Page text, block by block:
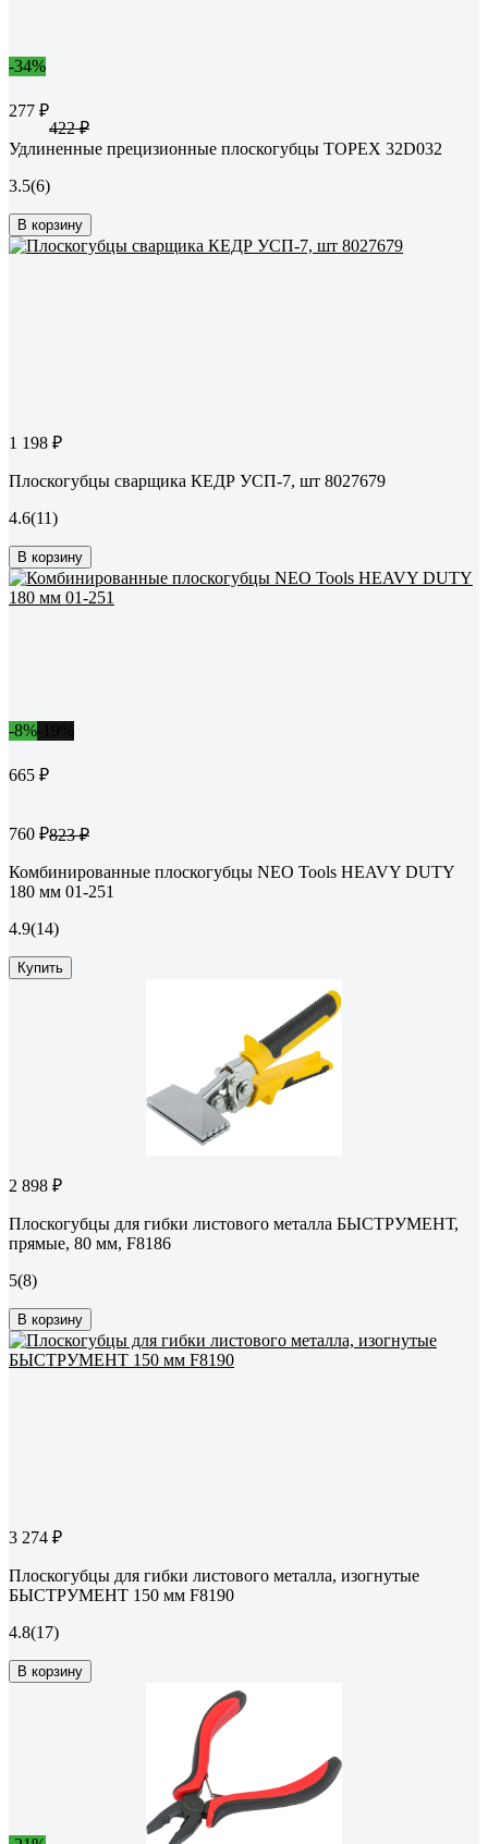
-34%
277 ₽
422 ₽
Удлиненные прецизионные плоскогубцы TOPEX 32D032
3.5(6)
В корзину
1 198 ₽
Плоскогубцы сварщика КЕДР УСП-7, шт 8027679
4.6(11)
В корзину
-8%
665 ₽
760 ₽823 ₽
Комбинированные плоскогубцы NEO Tools HEAVY DUTY
180 мм 01-251
4.9(14)
Купить
2 898 ₽
Плоскогубцы для гибки листового металла БЫСТРУМЕНТ,
прямые, 80 мм, F8186
5(8)
В корзину
3 274 ₽
Плоскогубцы для гибки листового металла, изогнутые
БЫСТРУМЕНТ 150 мм F8190
4.8(17)
В корзину